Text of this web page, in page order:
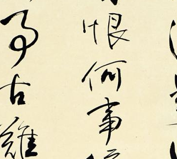
生态环境
大国保险 云起 超级工厂 智敬中国
节目单 热播榜 总台企业白名单